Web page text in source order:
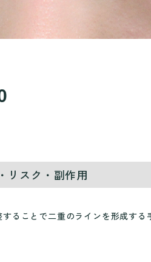
リスク・副作用
ることで二重のラインを形成する